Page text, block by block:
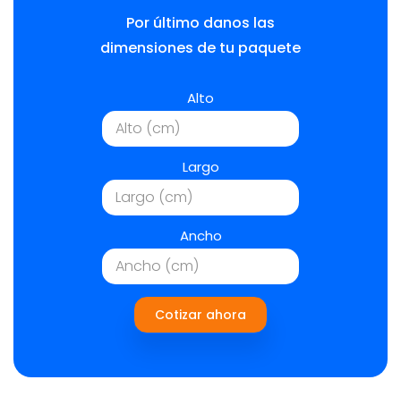
Por último danos las
dimensiones de tu paquete
Alto
Largo
Ancho
Cotizar ahora